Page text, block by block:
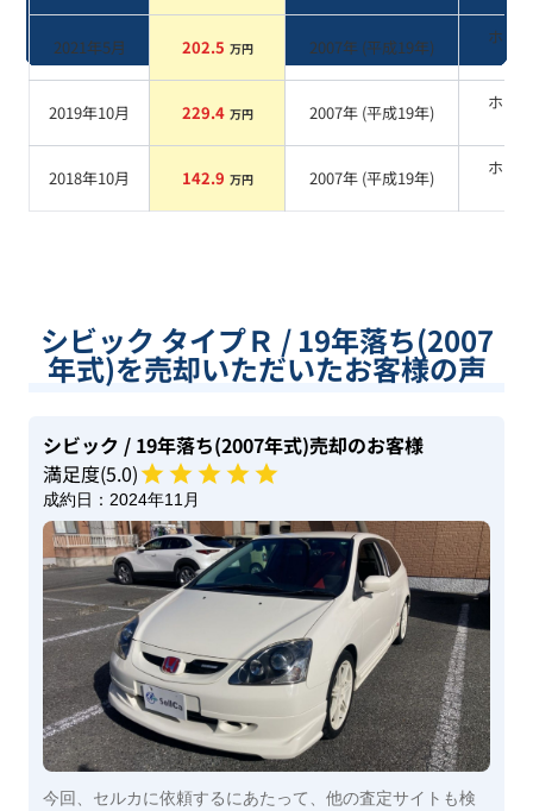
2021年5月 202.5 万円 2007年 (平成19年)
ホワ
2019年10月 229.4 万円 2007年 (平成19年)
ホワ
2018年10月 142.9 万円 2007年 (平成19年)
ホワ
シビック タイプＲ / 19年落ち(2007
年式)を売却いただいたお客様の声
シビック / 19年落ち(2007年式)売却のお客様
満足度(5.0)
成約日： 2024年11月
今回、セルカに依頼するにあたって、他の査定サイトも検